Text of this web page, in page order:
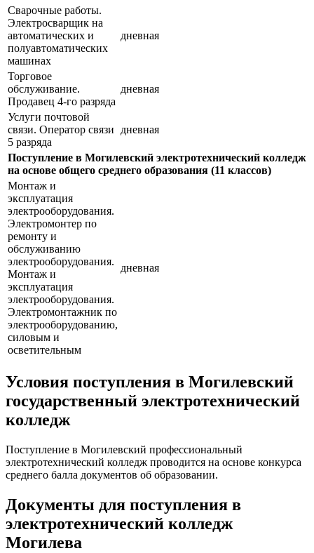
Сварочные работы.
Электросварщик на
автоматических и
полуавтоматических
машинах
дневная
Торговое
обслуживание.
Продавец 4-го разряда
дневная
Услуги почтовой
связи. Оператор связи
5 разряда
дневная
Поступление в Могилевский электротехнический колледж
на основе общего среднего образования (11 классов)
Монтаж и
эксплуатация
электрооборудования.
Электромонтер по
ремонту и
обслуживанию
электрооборудования.
Монтаж и
эксплуатация
электрооборудования.
Электромонтажник по
электрооборудованию,
силовым и
осветительным
дневная
Условия поступления в Могилевский
государственный электротехнический
колледж
Поступление в Могилевский профессиональный
электротехнический колледж проводится на основе конкурса
среднего балла документов об образовании.
Документы для поступления в
электротехнический колледж
Могилева